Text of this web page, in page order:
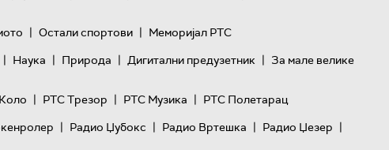
| Остали спортови | Меморијал РТС
| Наука | Природа | Дигитални предузетник | За мале велике
| РТС Трезор | РТС Музика | РТС Полетарац
| Радио Џубокс | Радио Вртешка | Радио Џезер |